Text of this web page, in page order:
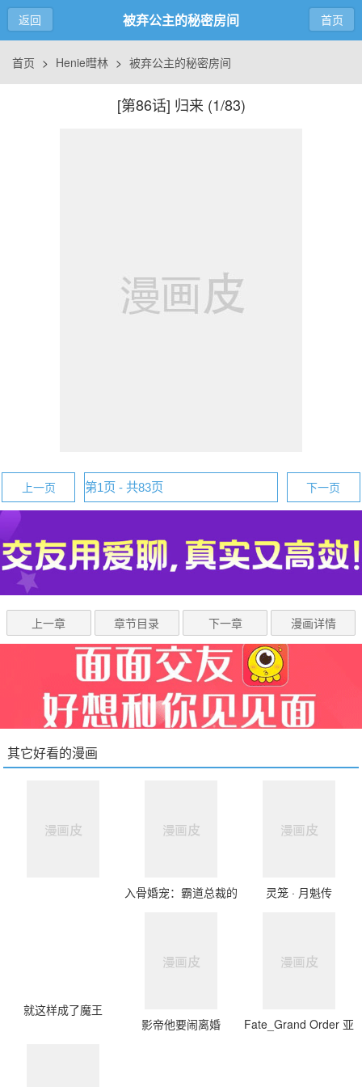
返回 被弃公主的秘密房间 首页
首页 > Henie暳林 > 被弃公主的秘密房间
[第86话] 归来 (1/83)
上一页 下一页
上一章 章节目录 下一章 漫画详情
其它好看的漫画
就这样成了魔王
入骨婚宠：霸道总裁的
灵笼 · 月魁传
影帝他要闹离婚
Fate_Grand Order 亚